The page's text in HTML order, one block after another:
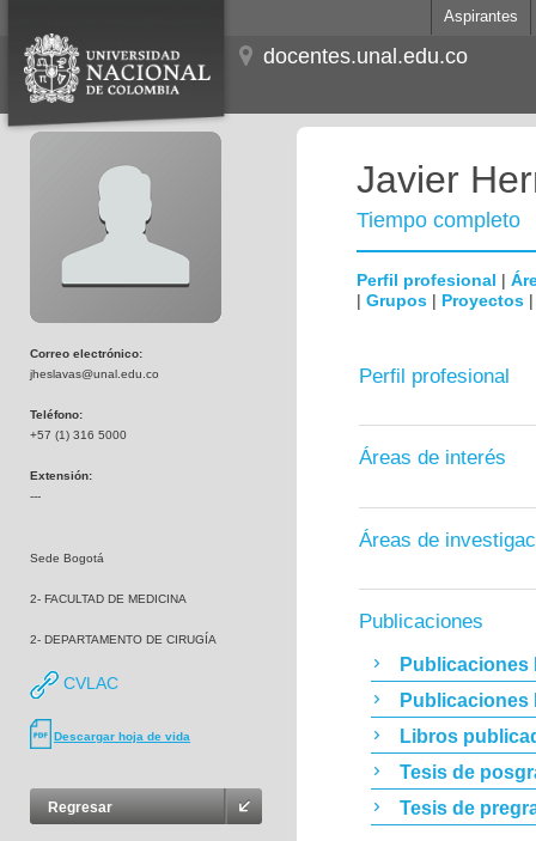
Aspirantes
docentes.unal.edu.co
Correo electrónico:
jheslavas@unal.edu.co
Teléfono:
+57 (1) 316 5000
Extensión:
---
Sede Bogotá
2- FACULTAD DE MEDICINA
2- DEPARTAMENTO DE CIRUGÍA
CVLAC
Descargar hoja de vida
Regresar
Javier
Tiempo completo
Perfil profesional |
| Grupos | Proyectos
Perfil profesional
Áreas de interés
Áreas de
Publicaciones
Publicaciones
Publicaciones
Libros
Tesis de
Tesis de